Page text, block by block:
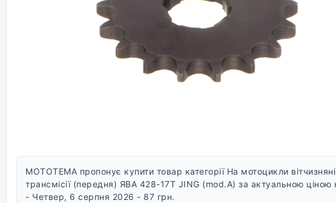
MOTOTEMA пропонує купити товар категорії На мотоцикли
трансмісії (передня) ЯВА 428-17T JING (mod.A) за актуальною ціною
- Четвер, 6 серпня 2026 - 87 грн.